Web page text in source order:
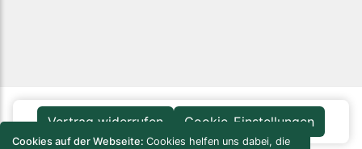
Cookies auf der Webseite:Cookies helfen uns dabei, die
Vertrag widerrufen Cookie-Einstellungen